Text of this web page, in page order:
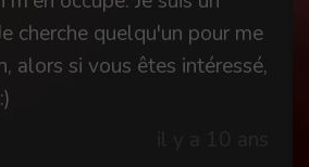
cherche quelqu'un pour me
alors si vous êtes intéressé,